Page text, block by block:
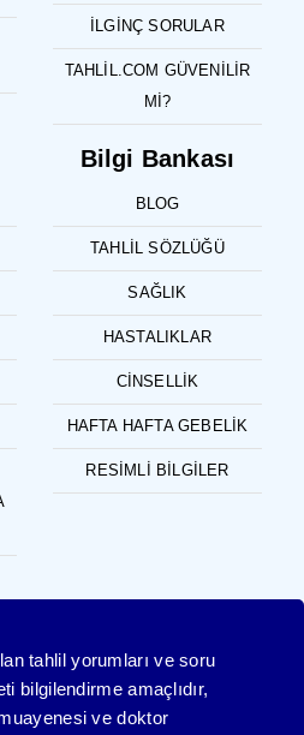
İLGINÇ SORULAR
TAHLIL.COM GÜVENILIR
MI?
Bilgi Bankası
BLOG
TAHLIL SÖZLÜĞÜ
SAĞLIK
HASTALIKLAR
CINSELLIK
HAFTA HAFTA GEBELIK
RESIMLI BILGILER
tahlil yorumları ve soru
bilgilendirme amaçlıdır,
ve doktor